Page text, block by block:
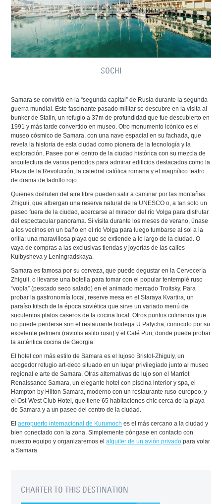
SOCHI
Samara se convirtió en la “segunda capital” de Rusia durante la segunda
guerra mundial. Este fascinante pasado militar se descubre en la visita al
bunker de Stalin, un refugio a 37m de profundidad que fue descubierto en
1991 y más tarde convertido en museo. Otro monumento icónico es el
museo cósmico de Samara, con una nave espacial en su fachada, que
revela la historia de esta ciudad como pionera de la tecnología y la
exploración. Pasee por el centro de la ciudad histórica con su mezcla de
arquitectura de varios periodos para admirar edificios destacados como la
Plaza de la Revolución, la catedral católica romana y el magnífico teatro
de drama de ladrillo rojo.
Quienes disfruten del aire libre pueden salir a caminar por las montañas
Zhiguli, que albergan una reserva natural de la UNESCO o, a tan solo un
paseo fuera de la ciudad, acercarse al mirador del río Volga para disfrutar
del espectacular panorama. Si visita durante los meses de verano, únase
a los vecinos en un baño en el río Volga para luego tumbarse al sol a la
orilla: una maravillosa playa que se extiende a lo largo de la ciudad. O
vaya de compras a las exclusivas tiendas y joyerías de las calles
Kuibysheva y Leningradskaya.
Samara es famosa por su cerveza, que puede degustar en la Cervecería
Zhiguli, o llevarse una botella para tomar con el popular tentempié ruso
“vobla” (pescado seco salado) en el animado mercado Troitsky. Para
probar la gastronomía local, reserve mesa en el Staraya Kvartira, un
paraíso kitsch de la época soviética que sirve un variado menú de
suculentos platos caseros de la cocina local. Otros puntos culinarios que
no puede perderse son el restaurante bodega U Palycha, conocido por su
excelente pelmeni (raviolis estilo ruso) y el Café Puri, donde puede probar
la auténtica cocina de Georgia.
El hotel con más estilo de Samara es el lujoso Bristol-Zhiguly, un
acogedor refugio art-deco situado en un lugar privilegiado junto al museo
regional e arte de Samara. Otras alternativas de lujo son el Marriot
Renaissance Samara, un elegante hotel con piscina interior y spa, el
Hampton by Hilton Samara, moderno con un restaurante ruso-europeo, y
el Ost-West Club Hotel, que tiene 65 habitaciones chic cerca de la playa
de Samara y a un paseo del centro de la ciudad.
Elaeropuerto internacional de Kurumoch es el más cercano a la ciudad y
bien conectado con la zona. Simplemente póngase en contacto con
nuestro equipo y organizaremos elalquiler de un avión privado para volar
a Samara.
CHARTER TO THIS DESTINATION